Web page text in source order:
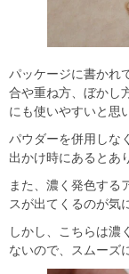
パッケージに書かれ
合や重ね方、ぼかし
にも使いやすいと思
パウダーを併用しな
出かけ時にあるとあ
また、濃く発色する
スが出てくるのが気
しかし、こちらは濃
ないので、スムーズ